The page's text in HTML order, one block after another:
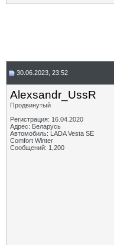
30.06.2023, 23:52
Alexsandr_UssR
Продвинутый
Регистрация: 16.04.2020
Адрес: Беларусь
Автомобиль: LADA Vesta SE
Comfort Winter
Сообщений: 1,200